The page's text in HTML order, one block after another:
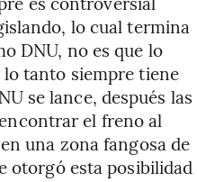
lo cual termina
DNU, no es que lo
tanto siempre tiene
se lance, después las
el freno al
una zona fangosa de
otorgó esta posibilidad